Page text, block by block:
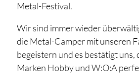
Metal-Festival.
Wir sind immer wieder
die Metal-Camper mit unseren
begeistern und es bestätigt uns,
Marken Hobby und W:O:A